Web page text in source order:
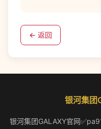
← 返回
银河集团
银河集团GALAXY官网